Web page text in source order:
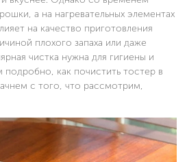
а на нагревательных элементах
на качество приготовления
плохого запаха или даже
чистка нужна для гигиены и
подробно, как почистить тостер в
с того, что рассмотрим,